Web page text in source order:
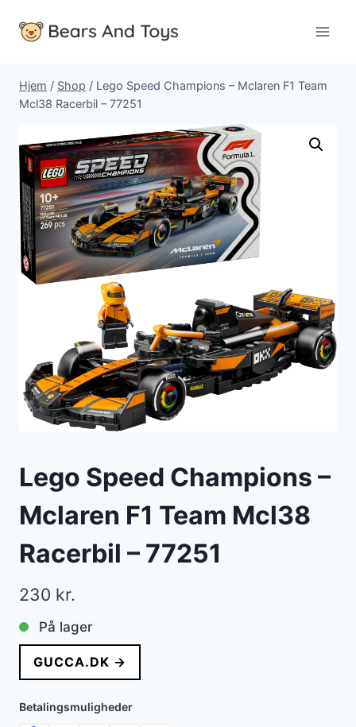
Hjem / Shop / Lego Speed Champions – Mclaren F1 Team
Mcl38 Racerbil – 77251
Lego Speed Champions –
Mclaren F1 Team Mcl38
Racerbil – 77251
230 kr.
På lager
GUCCA.DK →
Betalingsmuligheder